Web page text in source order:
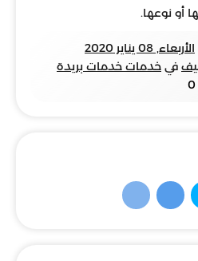
أو نوعها.
الأربعاء, 08 يناير 2020
في خدمات خدمات بريدة
0